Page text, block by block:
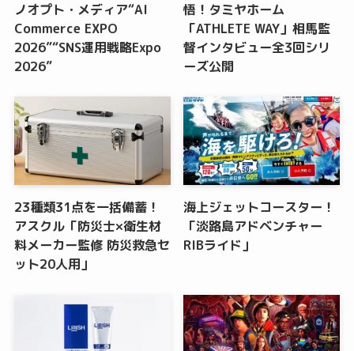
ノオプト・メディア“AI
Commerce EXPO
2026”“SNS運用戦略Expo
2026”
悟！タミヤホーム
「ATHLETE WAY」相馬監
督インタビュー全3回シリ
ーズ公開
23種類31点を一括備蓄！
アスクル「防災士×衛生材
料メーカー監修 防災救急セ
ット20人用」
海上ジェットコースター！
「淡路島アドベンチャー
RIBライド」